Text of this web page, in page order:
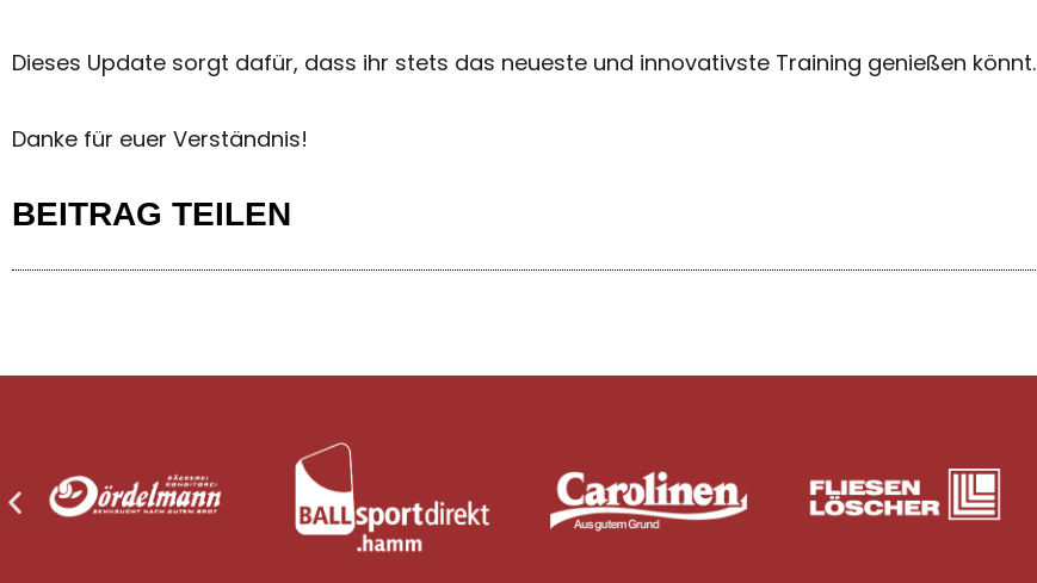
Dieses Update sorgt dafür, dass ihr stets das neueste und innovativste Training genießen könnt.
Danke für euer Verständnis!
BEITRAG TEILEN